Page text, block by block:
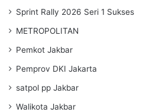
Sprint Rally 2026 Seri 1 Sukses
METROPOLITAN
Pemkot Jakbar
Pemprov DKI Jakarta
satpol pp Jakbar
Walikota Jakbar